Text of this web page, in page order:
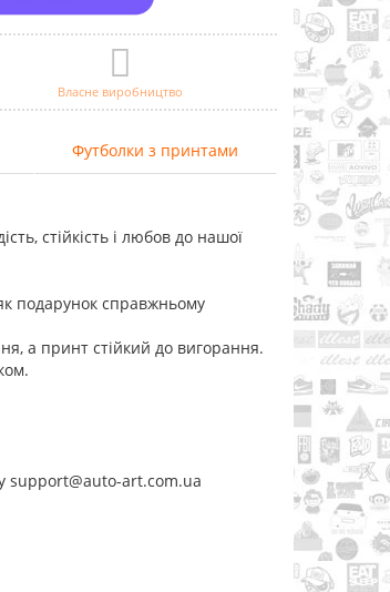
Власне виробництво
Футболки з принтами
стійкість і любов до нашої
подарунок справжньому
а принт стійкий до вигорання.
support@auto-art.com.ua